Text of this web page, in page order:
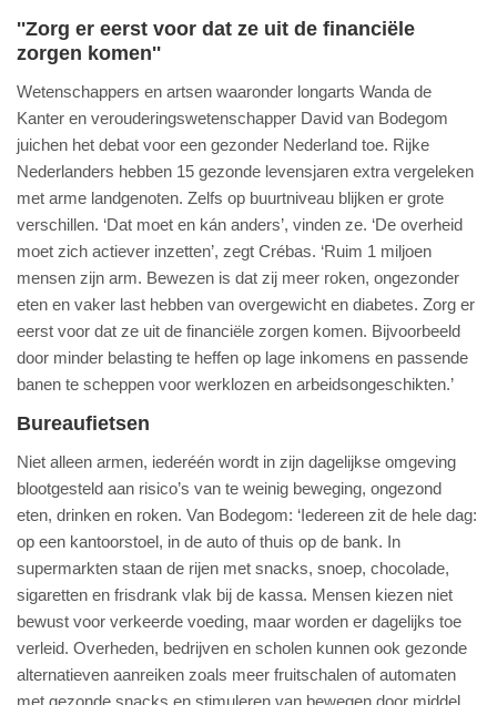
''Zorg er eerst voor dat ze uit de financiële
zorgen komen''
Wetenschappers en artsen waaronder longarts Wanda de
Kanter en verouderingswetenschapper David van Bodegom
juichen het debat voor een gezonder Nederland toe. Rijke
Nederlanders hebben 15 gezonde levensjaren extra vergeleken
met arme landgenoten. Zelfs op buurtniveau blijken er grote
verschillen. ‘Dat moet en kán anders’, vinden ze. ‘De overheid
moet zich actiever inzetten’, zegt Crébas. ‘Ruim 1 miljoen
mensen zijn arm. Bewezen is dat zij meer roken, ongezonder
eten en vaker last hebben van overgewicht en diabetes. Zorg er
eerst voor dat ze uit de financiële zorgen komen. Bijvoorbeeld
door minder belasting te heffen op lage inkomens en passende
banen te scheppen voor werklozen en arbeidsongeschikten.’
Bureaufietsen
Niet alleen armen, iederéén wordt in zijn dagelijkse omgeving
blootgesteld aan risico’s van te weinig beweging, ongezond
eten, drinken en roken. Van Bodegom: ‘Iedereen zit de hele dag:
op een kantoorstoel, in de auto of thuis op de bank. In
supermarkten staan de rijen met snacks, snoep, chocolade,
sigaretten en frisdrank vlak bij de kassa. Mensen kiezen niet
bewust voor verkeerde voeding, maar worden er dagelijks toe
verleid. Overheden, bedrijven en scholen kunnen ook gezonde
alternatieven aanreiken zoals meer fruitschalen of automaten
met gezonde snacks en stimuleren van bewegen door middel